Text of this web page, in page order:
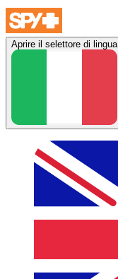
Aprire il selettore di lingua